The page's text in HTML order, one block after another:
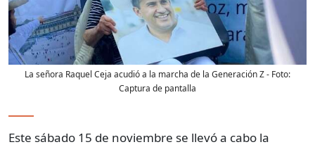
La señora Raquel Ceja acudió a la marcha de la Generación Z- Foto:
Captura de pantalla
Este sábado 15 de noviembre se llevó a cabo la